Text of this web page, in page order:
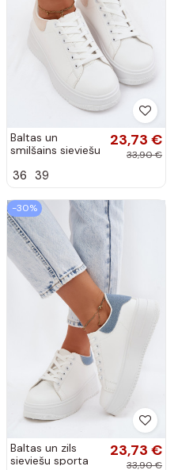
Baltas un
smilšains sieviešu
platformu no
Calinae
23,73 €
33,90 €
36 39
-30%
Baltas un zils
sieviešu sporta
23,73 €
33,90 €